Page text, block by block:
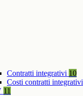
Contratti integrativi 10
Costi contratti integrativi
11